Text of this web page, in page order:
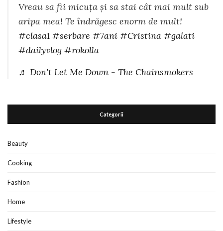
Vreau sa fii micuța și sa stai cât mai mult sub
aripa mea! Te îndrăgesc enorm de mult!
#clasa1 #serbare #7ani #Cristina #galati
#dailyvlog #rokolla
♬ Don't Let Me Down - The Chainsmokers
Categorii
Beauty
Cooking
Fashion
Home
Lifestyle